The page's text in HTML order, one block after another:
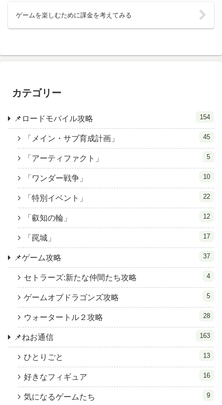
ゲームを楽しむために課金を考えてみる
カテゴリー
📌ロードモバイル攻略 154
「メイン・サブ育成計画」 45
「アーティファクト」 5
「ワンダー戦争」 10
「特別イベント」 22
「叡知の輪」 12
「罠城」 17
📌ゲーム攻略 37
セトラーズ:新たな仲間たち攻略 4
ゲームオブドラゴンズ攻略 5
ウォータートル２攻略 28
📌ねお通信 163
ひとりごと 13
好きなフィギュア 16
気になるゲームたち 9